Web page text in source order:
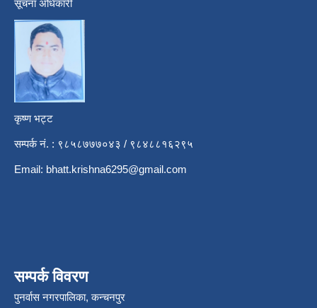
सूचना अधिकारी
कृष्ण भट्ट
सम्पर्क नं. : ९८५८७७७०४३ / ९८४८८१६२९५
Email: bhatt.krishna6295@gmail.com
सम्पर्क विवरण
पुनर्वास नगरपालिका, कन्चनपुर